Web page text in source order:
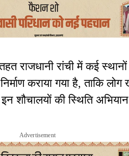
राजधानी रांची में कई
कराया गया है, ताकि
शौचालयों की स्थिति
Advertisement